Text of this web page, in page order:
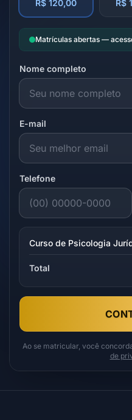
R$ 120,00 R$
Matrículas abertas —
Nome completo
E-mail
Telefone
Curso de Psicologia
Total
Ao se matricular, você
de